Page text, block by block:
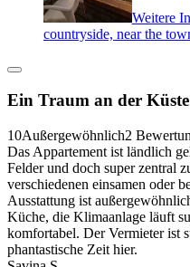
Weitere
countryside, near the
Ein Traum an der Küste
10Außergewöhnlich2
Das Appartement ist ländlich
Felder und doch super zentral
verschiedenen einsamen oder
Ausstattung ist
Küche, die Klimaanlage läuft
komfortabel. Der Vermieter ist
phantastische Zeit hier.